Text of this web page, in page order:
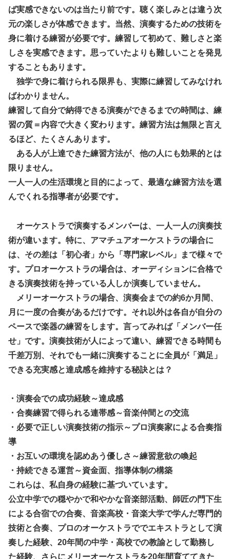
ば実感できないのは当たり前です。聴く楽しみとは違う次
元の楽しさが体感できます。当然、演奏するための技術を
身に着ける練習が必要です。練習して初めて、難しさと楽
しさを実感できます。思っていたよりも難しいことを発見
することもあります。
独学で身に着けられる限界も、実際に練習してみなけれ
ばわかりません。
練習して自分で納得できる演奏ができるまでの時間は、練
習の質＝内容で大きく変わります。練習方法は無限と言え
るほど、たくさんあります。
ある人が上達できた練習方法が、他の人にも効果的とは
限りません。
一人一人の生活環境と目的によって、最適な練習方法を選
んでくれる指導者が必要です。
オーケストラで演奏するメンバーは、一人一人の演奏技
術が違います。特に、アマチュアオーケストラの場合に
は、その差は「初心者」から「専門家レベル」まで様々で
す。プロオーケストラの場合は、オーディションに合格で
きる演奏技術を持っている人しか演奏していません。
メリーオーケストラの場合、演奏会までの約6か月間、
月に一度の合奏があるだけです。それ以外は各自が自分の
ペースで楽器の練習をします。言ってみれば「メンバー任
せ」です。演奏技術が人によって違い、練習できる時間も
千差万別、それでも一緒に演奏することに全員が「満足」
できる充実感と達成感を維持する秘訣とは？
・演奏会での成功経験～達成感
・合奏練習で得られる連帯感～音楽仲間との交流
・必要で正しい演奏技術の指示～プロ演奏家による合奏指
導
・お互いの環境を認めあう優しさ～練習意欲の喚起
・持続できる運営～資金面、指導体制の構築
これらは、私自身の経験に基づいています。
公立中学での穏やかで和やかな音楽部活動、師匠の門下生
による合宿での合奏、音楽高校・音楽大学で学んだ専門的
技術と合奏、プロのオーケストラででエキストラとして演
奏した経験、20年間の中学・高校での教諭として勤務し
た経験、さらにメリーオーケストラを20年間育ててきた